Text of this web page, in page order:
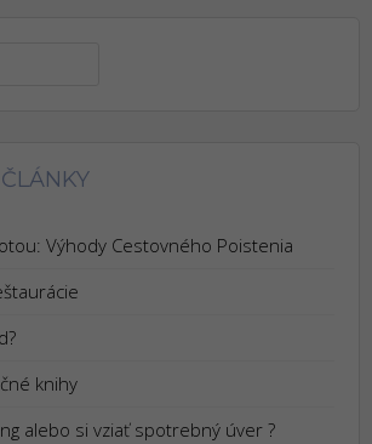
Výhody Cestovného Poistenia
knihy
alebo si vziať spotrebný úver ?